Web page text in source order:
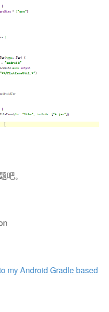
吧。
my Android Gradle based